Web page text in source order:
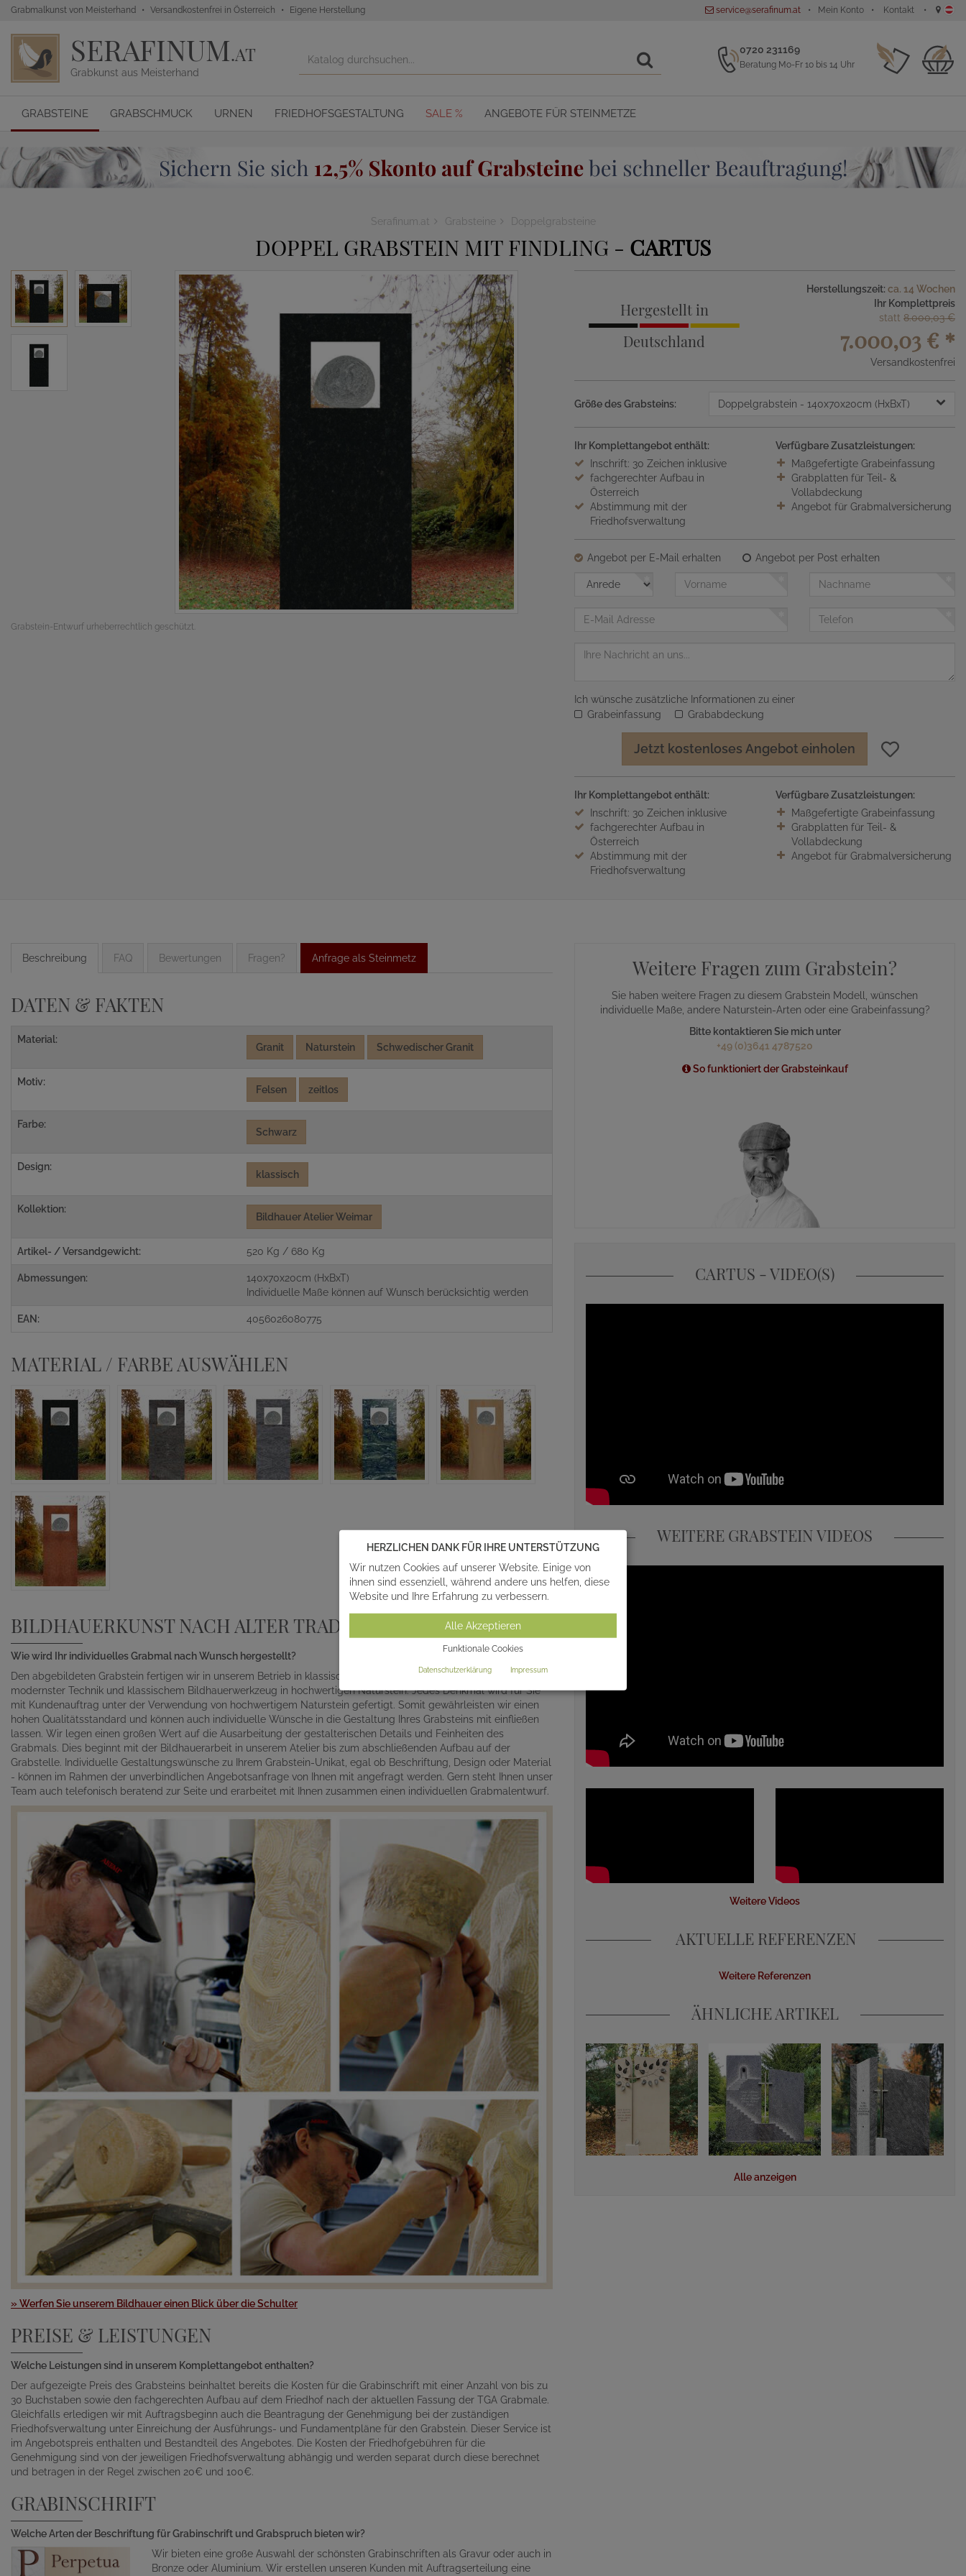
Grabmalkunst von Meisterhand Versandkostenfrei in Österreich Eigene Herstellung service@serafinum.at Mein Konto Kontakt
SERAFINUM.AT
Grabkunst aus Meisterhand
0720 231169
Beratung Mo-Fr 10 bis 14 Uhr
GRABSTEINE GRABSCHMUCK URNEN FRIEDHOFSGESTALTUNG SALE % ANGEBOTE FÜR STEINMETZE
Serafinum.at Grabsteine Doppelgrabsteine
DOPPEL GRABSTEIN MIT FINDLING - CARTUS
Grabstein-Entwurf urheberrechtlich geschützt.
Hergestellt in
Deutschland
Herstellungszeit: ca. 14 Wochen
Ihr Komplettpreis
statt 8.000,03 €
7.000,03 € *
Versandkostenfrei
Größe des Grabsteins: Doppelgrabstein - 140x70x20cm (HxBxT)
Ihr Komplettangebot enthält:
Inschrift: 30 Zeichen inklusive
fachgerechter Aufbau in
Österreich
Abstimmung mit der
Friedhofsverwaltung
Verfügbare Zusatzleistungen:
Maßgefertigte Grabeinfassung
Grabplatten für Teil- &
Vollabdeckung
Angebot für Grabmalversicherung
Angebot per E-Mail erhalten
Angebot per Post erhalten
Anrede
Vorname Nachname
Telefon
Nachricht
Ich wünsche zusätzliche Informationen zu einer
Grabeinfassung
Grababdeckung
Jetzt kostenloses Angebot einholen
Ihr Komplettangebot enthält:
Inschrift: 30 Zeichen inklusive
fachgerechter Aufbau in
Österreich
Abstimmung mit der
Friedhofsverwaltung
Verfügbare Zusatzleistungen:
Maßgefertigte Grabeinfassung
Grabplatten für Teil- &
Vollabdeckung
Angebot für Grabmalversicherung
Beschreibung FAQ Bewertungen Fragen? Anfrage als Steinmetz
DATEN & FAKTEN
Material:
Granit Naturstein Schwedischer Granit
Motiv:
Felsen zeitlos
Farbe:
Schwarz
Design:
klassisch
Kollektion:
Bildhauer Atelier Weimar
Artikel- / Versandgewicht: 520 Kg / 680 Kg
Abmessungen:
140x70x20cm (HxBxT)
Individuelle Maße können auf Wunsch berücksichtig werden
EAN: 4056026080775
MATERIAL / FARBE AUSWÄHLEN
BILDHAUERKUNST NACH ALTER TRADITION
Wie wird Ihr individuelles Grabmal nach Wunsch hergestellt?
Den abgebildeten Grabstein fertigen wir in unserem Betrieb in klassischer Handarbeit unter dem Einsatz
modernster Technik und klassischem Bildhauerwerkzeug in hochwertigen Naturstein. Jedes Denkmal wird für Sie
mit Kundenauftrag unter der Verwendung von hochwertigem Naturstein gefertigt. Somit gewährleisten wir einen
hohen Qualitätsstandard und können auch individuelle Wünsche in die Gestaltung Ihres Grabsteins mit einfließen
lassen. Wir legen einen großen Wert auf die Ausarbeitung der gestalterischen Details und Feinheiten des
Grabmals. Dies beginnt mit der Bildhauerarbeit in unserem Atelier bis zum abschließenden Aufbau auf der
Grabstelle. Individuelle Gestaltungswünsche zu Ihrem Grabstein-Unikat, egal ob Beschriftung, Design oder Material
- können im Rahmen der unverbindlichen Angebotsanfrage von Ihnen mit angefragt werden. Gern steht Ihnen unser
Team auch telefonisch beratend zur Seite und erarbeitet mit Ihnen zusammen einen individuellen Grabmalentwurf.
» Werfen Sie unserem Bildhauer einen Blick über die Schulter
PREISE & LEISTUNGEN
Welche Leistungen sind in unserem Komplettangebot enthalten?
Der aufgezeigte Preis des Grabsteins beinhaltet bereits die Kosten für die Grabinschrift mit einer Anzahl von bis zu
30 Buchstaben sowie den fachgerechten Aufbau auf dem Friedhof nach der aktuellen Fassung der TGA Grabmale.
Gleichfalls erledigen wir mit Auftragsbeginn auch die Beantragung der Genehmigung bei der zuständigen
Friedhofsverwaltung unter Einreichung der Ausführungs- und Fundamentpläne für den Grabstein. Dieser Service ist
im Angebotspreis enthalten und Bestandteil des Angebotes. Die Kosten der Friedhofgebühren für die
Genehmigung sind von der jeweiligen Friedhofsverwaltung abhängig und werden separat durch diese berechnet
und betragen in der Regel zwischen 20€ und 100€.
GRABINSCHRIFT
Welche Arten der Beschriftung für Grabinschrift und Grabspruch bieten wir?
Wir bieten eine große Auswahl der schönsten Grabinschriften als Gravur oder auch in
Bronze oder Aluminium. Wir erstellen unseren Kunden mit Auftragserteilung eine
Weitere Fragen zum Grabstein?
Sie haben weitere Fragen zu diesem Grabstein Modell, wünschen
individuelle Maße, andere Naturstein-Arten oder eine Grabeinfassung?
Bitte kontaktieren Sie mich unter
+49 (0)3641 4787520
So funktioniert der Grabsteinkauf
CARTUS - VIDEO(S)
WEITERE GRABSTEIN VIDEOS
Weitere Videos
AKTUELLE REFERENZEN
Weitere Referenzen
ÄHNLICHE ARTIKEL
Alle anzeigen
HERZLICHEN DANK FÜR IHRE UNTERSTÜTZUNG
Wir nutzen Cookies auf unserer Website. Einige von
ihnen sind essenziell, während andere uns helfen, diese
Website und Ihre Erfahrung zu verbessern.
Alle Akzeptieren
Funktionale Cookies
Datenschutzerklärung Impressum